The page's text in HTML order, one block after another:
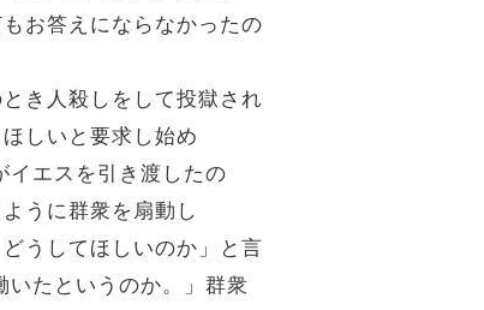
お答えにならなかったの
き人殺しをして投獄され
しいと要求し始め
イエスを引き渡したの
うに群衆を扇動し
うしてほしいのか」と言
いたというのか。」群衆